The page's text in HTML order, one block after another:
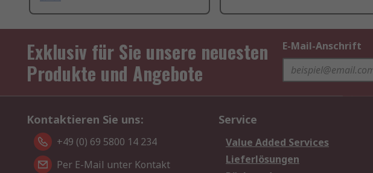
Exklusiv für Sie unsere neuesten
Produkte und Angebote
E-Mail-Anschrift
Kontaktieren Sie uns:
+49 (0) 69 5800 14 234
Per E-Mail unter Kontakt
Service
Value Added Services
Lieferlösungen